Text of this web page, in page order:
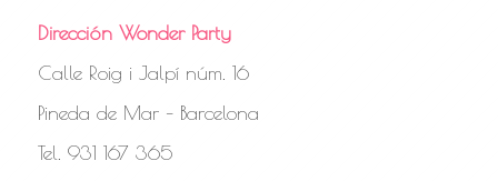
Dirección Wonder Party
Calle Roig i Jalpí núm. 16
Pineda de Mar – Barcelona
Tel. 931 167 365